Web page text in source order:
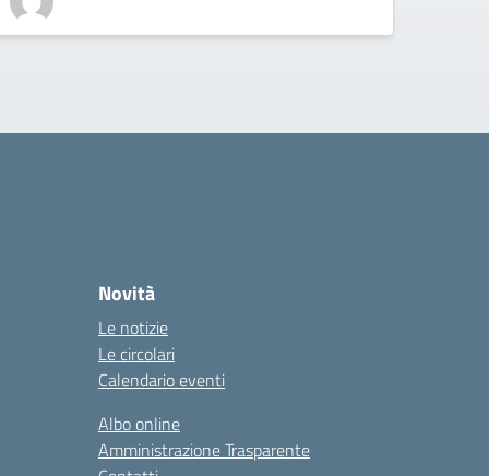
Novità
Le notizie
Le circolari
Calendario eventi
Albo online
Amministrazione Trasparente